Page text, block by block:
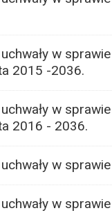
w
2015 -2036.
w
2016 - 2036.
w
w